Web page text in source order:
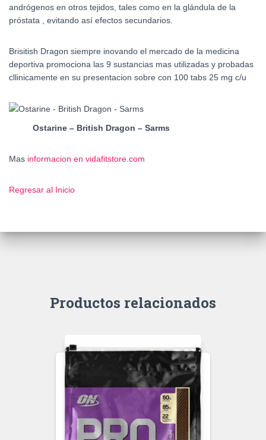
andrógenos en otros tejidos, tales como en la glándula de la
próstata , evitando así efectos secundarios.
Brisitish Dragon siempre inovando el mercado de la medicina
deportiva promociona las 9 sustancias mas utilizadas y probadas
cllinicamente en su presentacion sobre con 100 tabs 25 mg c/u
Ostarine – British Dragon – Sarms
Mas informacion en vidafitstore.com
Regresar al Inicio
Productos relacionados